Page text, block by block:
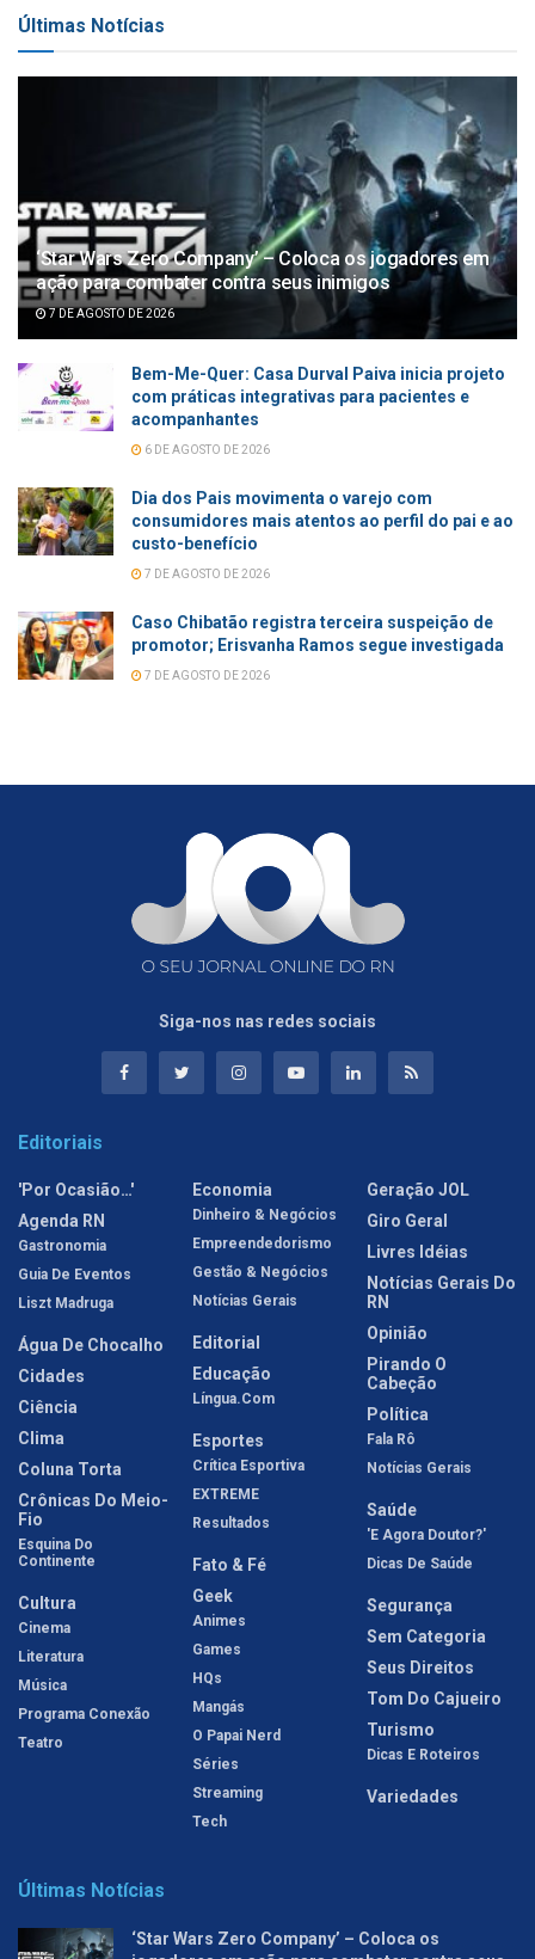
Últimas Notícias
‘Star Wars Zero Company’ – Coloca os jogadores em
ação para combater contra seus inimigos
7 DE AGOSTO DE 2026
Bem-Me-Quer: Casa Durval Paiva inicia projeto
com práticas integrativas para pacientes e
acompanhantes
6 DE AGOSTO DE 2026
Dia dos Pais movimenta o varejo com
consumidores mais atentos ao perfil do pai e ao
custo-benefício
7 DE AGOSTO DE 2026
Caso Chibatão registra terceira suspeição de
promotor; Erisvanha Ramos segue investigada
7 DE AGOSTO DE 2026
Siga-nos nas redes sociais
Editoriais
'Por Ocasião…'
Agenda RN
Gastronomia
Guia De Eventos
Liszt Madruga
Água De Chocalho
Cidades
Ciência
Clima
Coluna Torta
Crônicas Do Meio-
Fio
Esquina Do
Continente
Cultura
Cinema
Literatura
Música
Programa Conexão
Teatro
Economia
Dinheiro & Negócios
Empreendedorismo
Gestão & Negócios
Notícias Gerais
Editorial
Educação
Língua.com
Esportes
Crítica Esportiva
EXTREME
Resultados
Fato & Fé
Geek
Animes
Games
HQs
Mangás
O Papai Nerd
Séries
Streaming
Tech
Geração JOL
Giro Geral
Livres Idéias
Notícias Gerais Do
RN
Opinião
Pirando O
Cabeção
Política
Fala Rô
Notícias Gerais
Saúde
'E Agora Doutor?'
Dicas De Saúde
Segurança
Sem Categoria
Seus Direitos
Tom Do Cajueiro
Turismo
Dicas E Roteiros
Variedades
Últimas Notícias
‘Star Wars Zero Company’ – Coloca os